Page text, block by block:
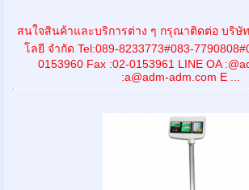
สนใจสินค้าและบริการต่าง ๆ กรุณาติดต่อ บริษั
โลยี จำกัด Tel:089-8233773#083-
0153960 Fax :02-0153961 LINE OA
:a@adm-adm.com E ...